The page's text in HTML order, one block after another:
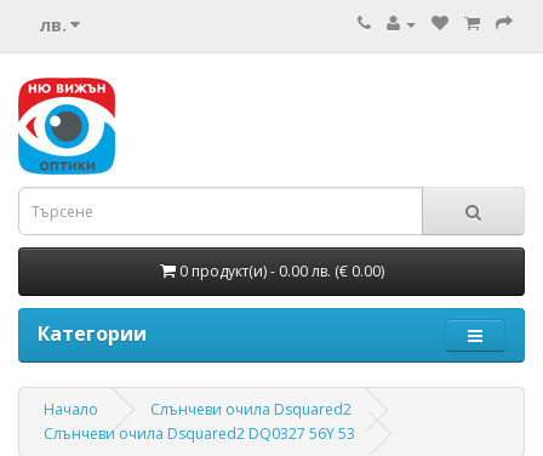
лв.
0 продукт(и) - 0.00 лв. (€ 0.00)
Категории
Начало
Слънчеви очила Dsquared2
Слънчеви очила Dsquared2 DQ0327 56Y 53